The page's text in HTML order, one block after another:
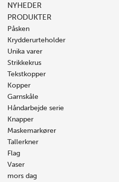
NYHEDER
PRODUKTER
Påsken
Krydderurteholder
Unika varer
Strikkekrus
Tekstkopper
Kopper
Garnskåle
Håndarbejde serie
Knapper
Maskemarkører
Tallerkner
Flag
Vaser
mors dag